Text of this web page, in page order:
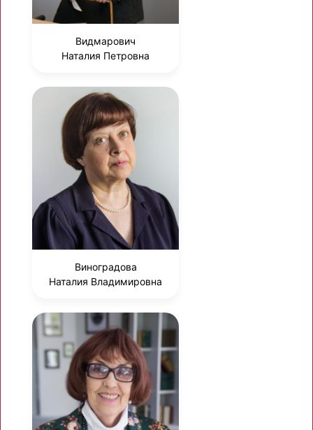
Видмарович
Наталия Петровна
Виноградова
Наталия Владимировна